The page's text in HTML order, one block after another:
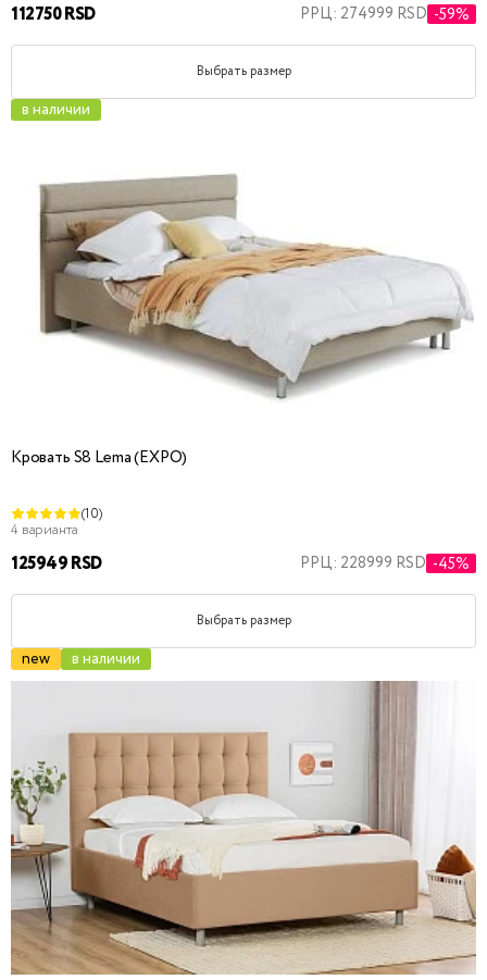
112750 RSD РРЦ: 274999 RSD -59%
Выбрать размер
в наличии
Кровать S8 Lema (EXPO)
(10)
4 варианта
125949 RSD РРЦ: 228999 RSD -45%
Выбрать размер
new в наличии